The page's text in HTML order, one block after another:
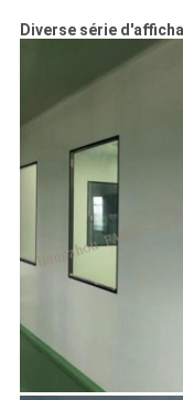
Diverse série